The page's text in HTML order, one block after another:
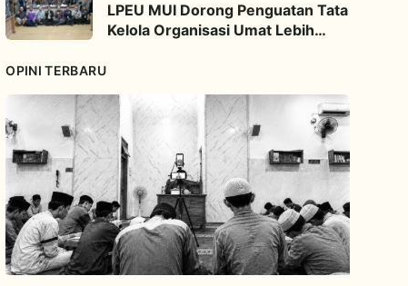
LPEU MUI Dorong Penguatan Tata
Kelola Organisasi Umat Lebih
OPINI TERBARU